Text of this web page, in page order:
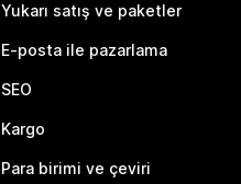
Yukarı satış ve paketler
E-posta ile pazarlama
SEO
Kargo
Para birimi ve çeviri